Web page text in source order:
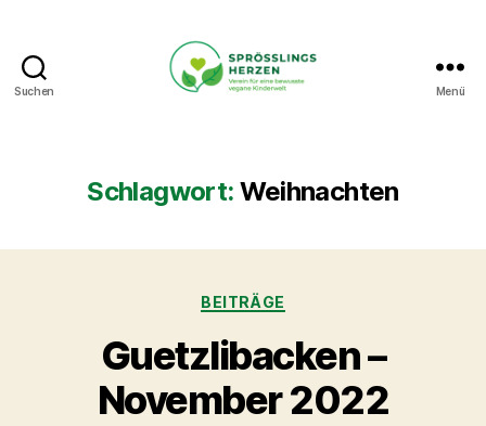
Suchen
für
eine
vegane
Menü
Schlagwort: Weihnachten
Kategorien
BEITRÄGE
Guetzlibacken –
November 2022